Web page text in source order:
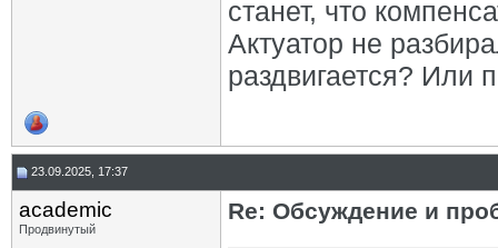
станет, что
Актуатор не
раздвигается? Или
23.09.2025, 17:37
academic
Продвинутый
Re: Обсуждение и